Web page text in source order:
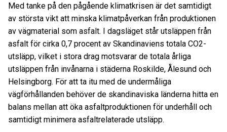
Med tanke på den pågående klimatkrisen är det samtidigt
av största vikt att minska klimatpåverkan från produktionen
av vägmaterial som asfalt. I dagsläget står utsläppen från
asfalt för cirka 0,7 procent av Skandinaviens totala CO2-
utsläpp, vilket i stora drag motsvarar de totala årliga
utsläppen från invånarna i städerna Roskilde, Ålesund och
Helsingborg. För att ta itu med de undermåliga
vägförhållanden behöver de skandinaviska länderna hitta en
balans mellan att öka asfaltproduktionen för underhåll och
samtidigt minimera asfaltrelaterade utsläpp.